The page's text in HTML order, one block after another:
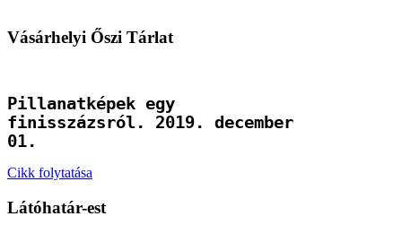
Vásárhelyi Őszi Tárlat
Pillanatképek egy
finisszázsról. 2019. december
01.
Cikk folytatása
Látóhatár-est